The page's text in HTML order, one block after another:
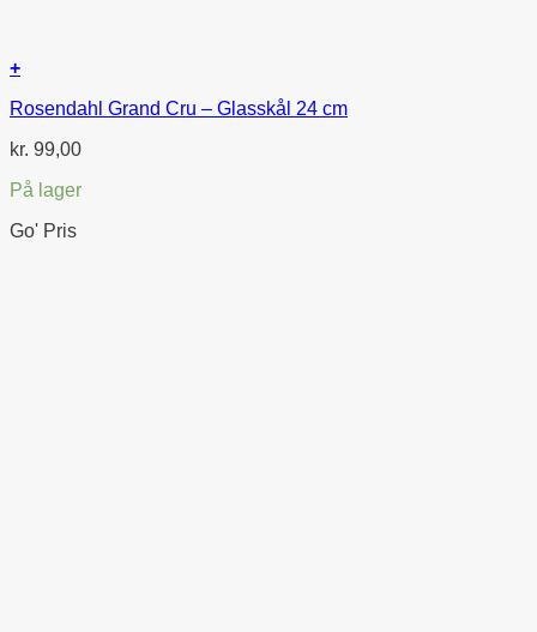
+
Rosendahl Grand Cru – Glasskål 24 cm
kr. 99,00
På lager
Go' Pris